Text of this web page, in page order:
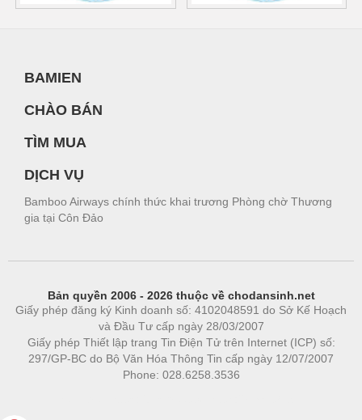
BAMIEN
CHÀO BÁN
TÌM MUA
DỊCH VỤ
Bamboo Airways chính thức khai trương Phòng chờ Thương
gia tại Côn Đảo
Bản quyền 2006 - 2026 thuộc về chodansinh.net
Giấy phép đăng ký Kinh doanh số: 4102048591 do Sở Kế Hoạch
và Đầu Tư cấp ngày 28/03/2007
Giấy phép Thiết lập trang Tin Điện Tử trên Internet (ICP) số:
297/GP-BC do Bộ Văn Hóa Thông Tin cấp ngày 12/07/2007
Phone: 028.6258.3536